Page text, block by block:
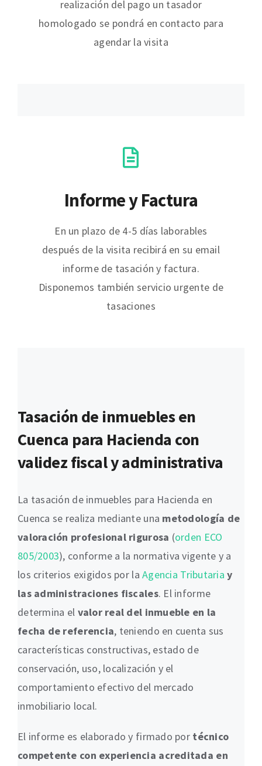
realización del pago un tasador
homologado se pondrá en contacto para
agendar la visita
Informe y Factura
En un plazo de 4-5 días laborables
después de la visita recibirá en su email
informe de tasación y factura.
Disponemos también servicio urgente de
tasaciones
Tasación de inmuebles en
Cuenca para Hacienda con
validez fiscal y administrativa
La tasación de inmuebles para Hacienda en
Cuenca se realiza mediante una metodología de
valoración profesional rigurosa (orden ECO
805/2003), conforme a la normativa vigente y a
los criterios exigidos por laAgencia Tributaria y
las administraciones fiscales. El informe
determina el valor real del inmueble en la
fecha de referencia, teniendo en cuenta sus
características constructivas, estado de
conservación, uso, localización y el
comportamiento efectivo del mercado
inmobiliario local.
El informe es elaborado y firmado por técnico
competente con experiencia acreditada en